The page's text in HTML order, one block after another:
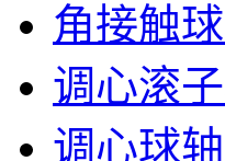
角接触
调心滚
调心球